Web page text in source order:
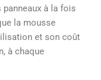
à la fois
la mousse
et son coût
à chaque